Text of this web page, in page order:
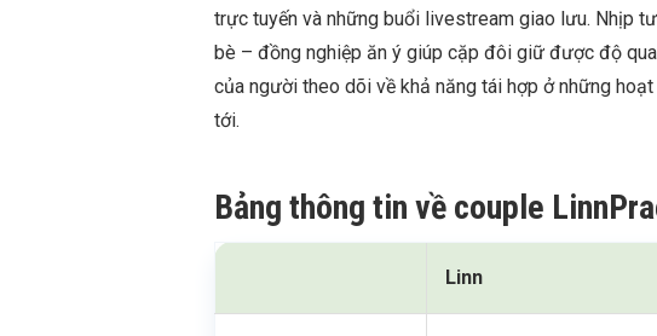
trực tuyến và những buổi livestream giao lưu. Nhịp
bè – đồng nghiệp ăn ý giúp cặp đôi giữ được độ
của người theo dõi về khả năng tái hợp ở những
tới.
Bảng thông tin về couple
Linn